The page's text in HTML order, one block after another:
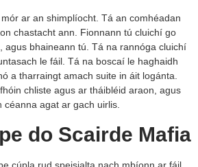
ar an shimplíocht. Tá an comhéadan
chastacht ann. Fionnann tú cluichí go
agus bhaineann tú. Tá na rannóga cluichí
le fáil. Tá na boscaí le haghaidh
a tharraingt amach suite in áit logánta.
chliste agus ar tháibléid araon, agus
agat ar gach uirlis.
do Scairde Mafia
cúpla rud speisialta nach mbíonn ar fáil